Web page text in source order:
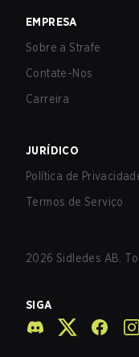
EMPRESA
Sobre a Strafe
Contate-Nos
Carreira
JURÍDICO
Política de
Termos de Serviço
2026 Sidledes AB.
SIGA